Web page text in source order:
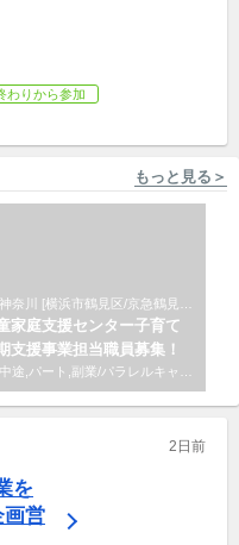
わりから参加
もっと見る＞
神奈川 [横浜市鶴見区/京急鶴見駅 徒歩2分] サードプレイス
家庭支援センター子育て
支援事業担当職員募集！
中途,パート,副業/パラレルキャリア
2日前
を
画営